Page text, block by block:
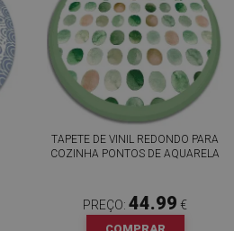
TAPETE DE VINIL REDONDO PARA
COZINHA PONTOS DE AQUARELA
PREÇO: 44.99 €